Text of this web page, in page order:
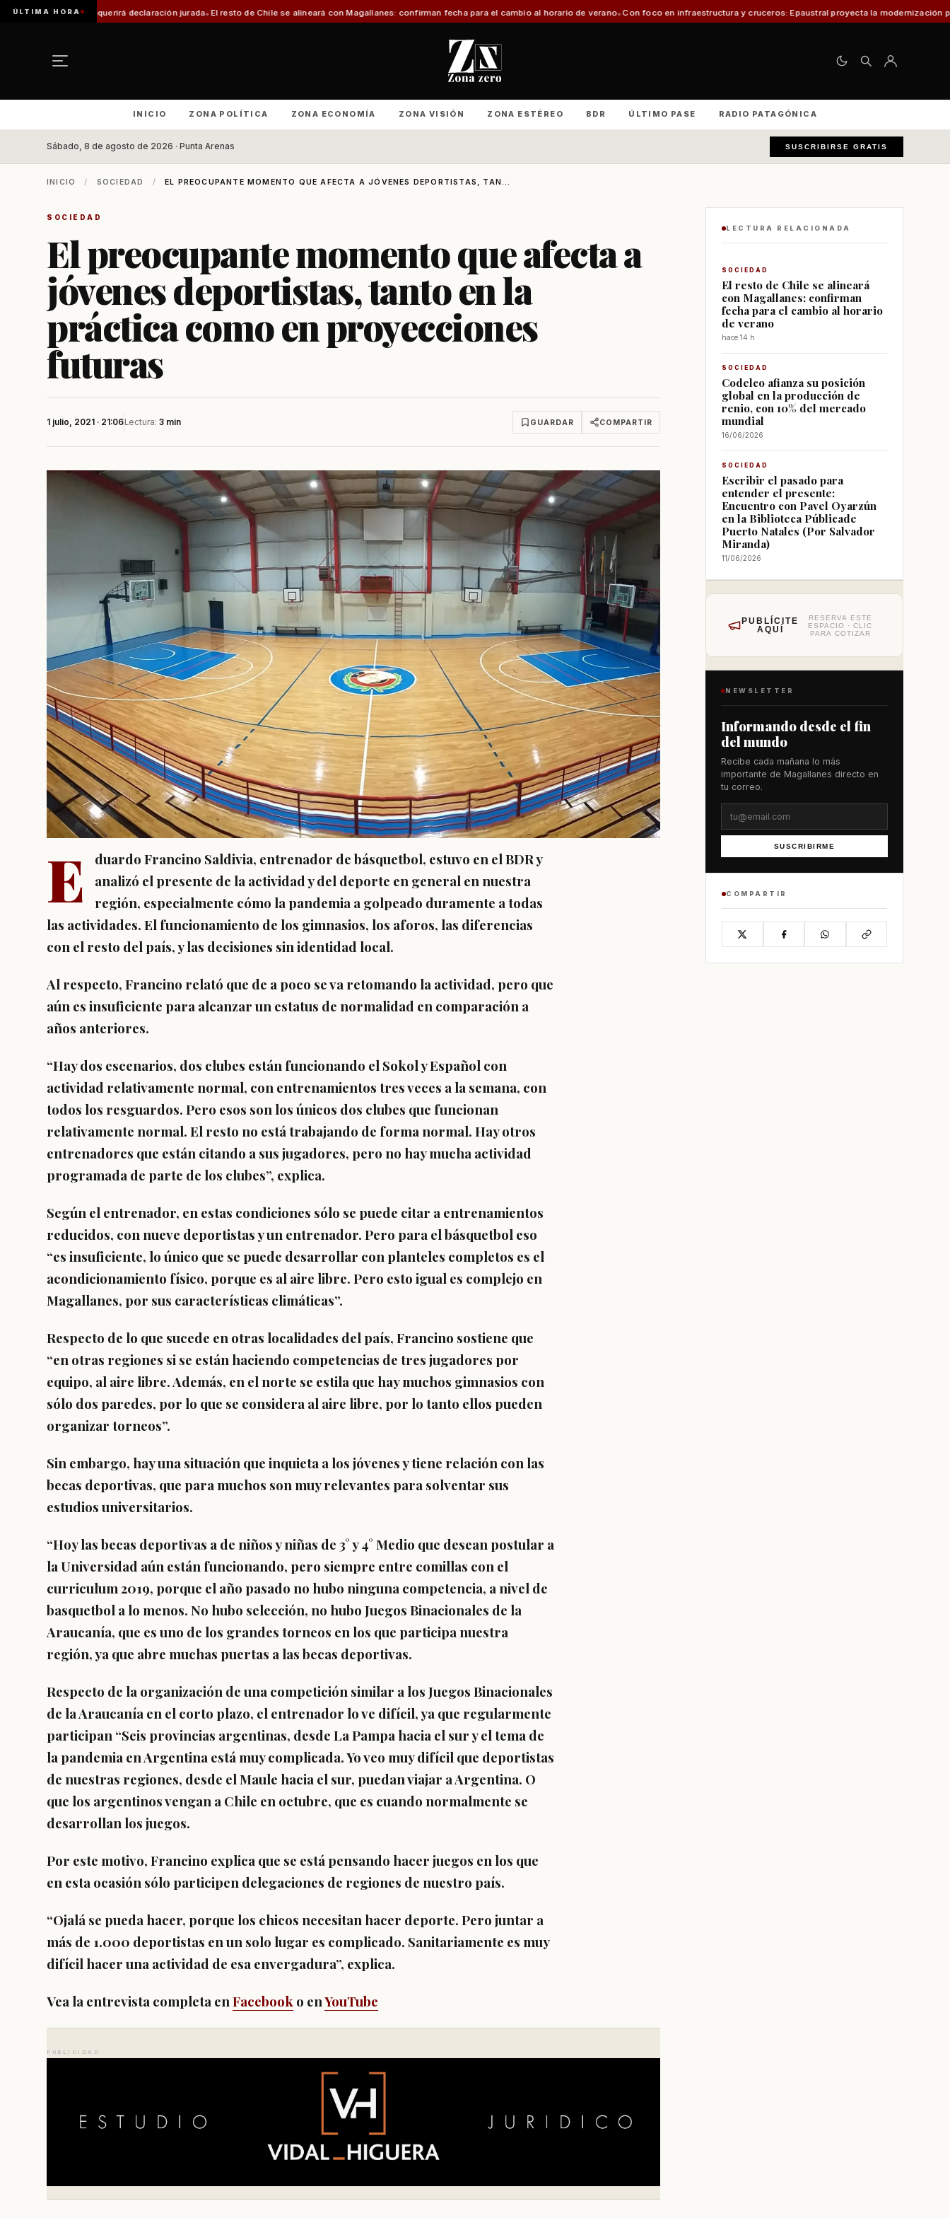
ÚLTIMA HORA
declaración jurada El resto de Chile se alineará con Magallanes: confirman fecha para el cambio al horario de verano Con foco en infraestructura y cruceros: Epaustral proyecta la modernización portuaria para el
INICIO ZONA POLÍTICA ZONA ECONOMÍA ZONA VISIÓN ZONA ESTÉREO BDR ÚLTIMO PASE RADIO PATAGÓNICA
Sábado, 8 de agosto de 2026 · Punta Arenas SUSCRIBIRSE GRATIS
INICIO / SOCIEDAD / EL PREOCUPANTE MOMENTO QUE AFECTA A JÓVENES DEPORTISTAS, TAN...
SOCIEDAD
El preocupante momento que afecta a
jóvenes deportistas, tanto en la
práctica como en proyecciones
futuras
1 julio, 2021 · 21:06Lectura: 3 min GUARDAR COMPARTIR
E
duardo Francino Saldivia, entrenador de básquetbol, estuvo en el BDR y
analizó el presente de la actividad y del deporte en general en nuestra
región, especialmente cómo la pandemia a golpeado duramente a todas
las actividades. El funcionamiento de los gimnasios, los aforos, las diferencias
con el resto del país, y las decisiones sin identidad local.
Al respecto, Francino relató que de a poco se va retomando la actividad, pero que
aún es insuficiente para alcanzar un estatus de normalidad en comparación a
años anteriores.
“Hay dos escenarios, dos clubes están funcionando el Sokol y Español con
actividad relativamente normal, con entrenamientos tres veces a la semana, con
todos los resguardos. Pero esos son los únicos dos clubes que funcionan
relativamente normal. El resto no está trabajando de forma normal. Hay otros
entrenadores que están citando a sus jugadores, pero no hay mucha actividad
programada de parte de los clubes”, explica.
Según el entrenador, en estas condiciones sólo se puede citar a entrenamientos
reducidos, con nueve deportistas y un entrenador. Pero para el básquetbol eso
“es insuficiente, lo único que se puede desarrollar con planteles completos es el
acondicionamiento físico, porque es al aire libre. Pero esto igual es complejo en
Magallanes, por sus características climáticas”.
Respecto de lo que sucede en otras localidades del país, Francino sostiene que
“en otras regiones si se están haciendo competencias de tres jugadores por
equipo, al aire libre. Además, en el norte se estila que hay muchos gimnasios con
sólo dos paredes, por lo que se considera al aire libre, por lo tanto ellos pueden
organizar torneos”.
Sin embargo, hay una situación que inquieta a los jóvenes y tiene relación con las
becas deportivas, que para muchos son muy relevantes para solventar sus
estudios universitarios.
“Hoy las becas deportivas a de niños y niñas de 3° y 4° Medio que desean postular a
la Universidad aún están funcionando, pero siempre entre comillas con el
curriculum 2019, porque el año pasado no hubo ninguna competencia, a nivel de
basquetbol a lo menos. No hubo selección, no hubo Juegos Binacionales de la
Araucanía, que es uno de los grandes torneos en los que participa nuestra
región, ya que abre muchas puertas a las becas deportivas.
Respecto de la organización de una competición similar a los Juegos Binacionales
de la Araucanía en el corto plazo, el entrenador lo ve difícil, ya que regularmente
participan “Seis provincias argentinas, desde La Pampa hacia el sur y el tema de
la pandemia en Argentina está muy complicada. Yo veo muy difícil que deportistas
de nuestras regiones, desde el Maule hacia el sur, puedan viajar a Argentina. O
que los argentinos vengan a Chile en octubre, que es cuando normalmente se
desarrollan los juegos.
Por este motivo, Francino explica que se está pensando hacer juegos en los que
en esta ocasión sólo participen delegaciones de regiones de nuestro país.
“Ojalá se pueda hacer, porque los chicos necesitan hacer deporte. Pero juntar a
más de 1.000 deportistas en un solo lugar es complicado. Sanitariamente es muy
difícil hacer una actividad de esa envergadura”, explica.
Vea la entrevista completa enFacebook o enYouTube
PUBLICIDAD
LECTURA RELACIONADA
SOCIEDAD
El resto de Chile se alineará
con Magallanes: confirman
fecha para el cambio al horario
de verano
hace 14 h
SOCIEDAD
Codelco afianza su posición
global en la producción de
renio, con 10% del mercado
mundial
16/06/2026
SOCIEDAD
Escribir el pasado para
entender el presente:
Encuentro con Pavel Oyarzún
en la Biblioteca Públicade
Puerto Natales (Por Salvador
Miranda)
11/06/2026
PUBLÍCITE
AQUÍ
RESERVA ESTE
ESPACIO · CLIC
PARA COTIZAR
NEWSLETTER
Informando desde el fin
del mundo
Recibe cada mañana lo más
importante de Magallanes directo en
tu correo.
SUSCRIBIRME
COMPARTIR